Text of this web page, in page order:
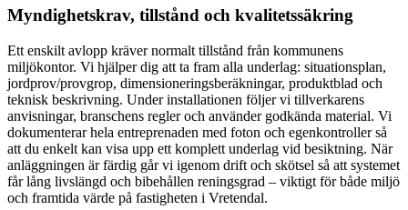
Myndighetskrav, tillstånd och kvalitetssäkring
Ett enskilt avlopp kräver normalt tillstånd från kommunens
miljökontor. Vi hjälper dig att ta fram alla underlag: situationsplan,
jordprov/provgrop, dimensioneringsberäkningar, produktblad och
teknisk beskrivning. Under installationen följer vi tillverkarens
anvisningar, branschens regler och använder godkända material. Vi
dokumenterar hela entreprenaden med foton och egenkontroller så
att du enkelt kan visa upp ett komplett underlag vid besiktning. När
anläggningen är färdig går vi igenom drift och skötsel så att systemet
får lång livslängd och bibehållen reningsgrad – viktigt för både miljö
och framtida värde på fastigheten i Vretendal.